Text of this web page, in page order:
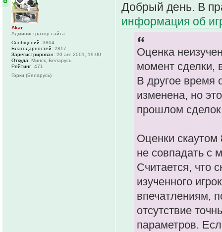
Добрый день. В
информация об
Оценка
момент сделки,
В другое время
изменена, но
прошлом
Оценки скаутом
не совпадать с
Считается, что
изученного
впечатлениям,
отсутствие
параметров.
Akar
Администратор сайта
Сообщений: 3804
Благодарностей: 2817
Зарегистрирован: 20 авг 2001, 19:00
Откуда: Минск, Беларусь
Рейтинг: 471
Горки (Беларусь)